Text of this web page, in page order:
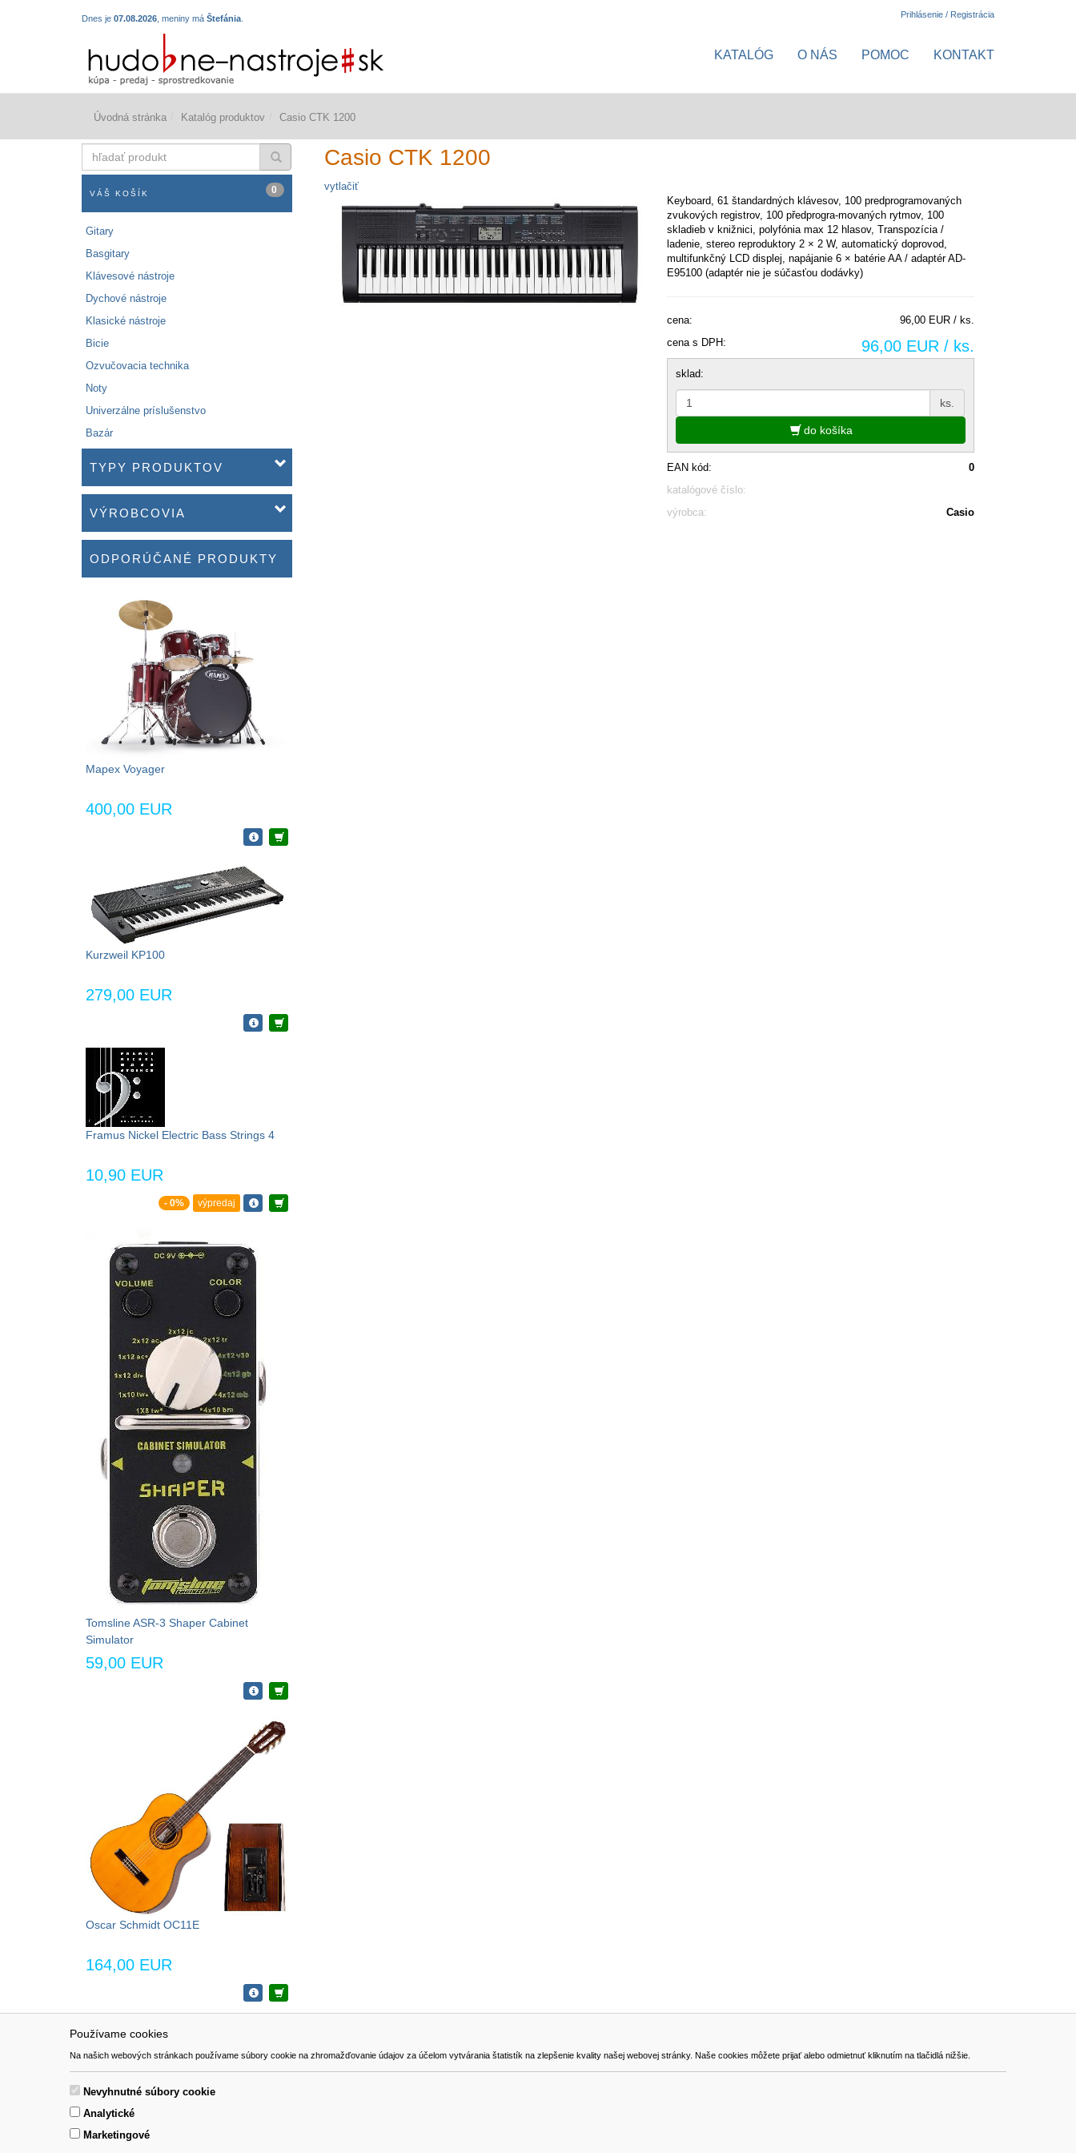
Používame cookies
Na našich webových stránkach používame súbory cookie na zhromažďovanie údajov za účelom vytvárania štatistík na zlepšenie kvality našej webovej stránky. Naše cookies môžete prijať alebo odmietnuť kliknutím na tlačidlá nižšie.
Nevyhnutné súbory cookie
Analytické
Marketingové
Dnes je 07.08.2026 , meniny má Štefánia Prihlásenie / Registrácia
KATALÓG O NÁS POMOC KONTAKT
Úvodná stránka Katalóg produktov Casio CTK 1200
produkt
VÁŠ KOŠÍK 0
Gitary
Basgitary
Klávesové nástroje
Dychové nástroje
Klasické nástroje
Bicie
Ozvučovacia technika
Noty
Univerzálne príslušenstvo
Bazár
TYPY PRODUKTOV
VÝROBCOVIA
ODPORÚČANÉ PRODUKTY
Mapex Voyager
400,00 EUR
Kurzweil KP100
279,00 EUR
Framus Nickel Electric Bass Strings 4
10,90 EUR
- 0% výpredaj
Tomsline ASR-3 Shaper Cabinet
Simulator
59,00 EUR
Oscar Schmidt OC11E
164,00 EUR
Casio CTK 1200
vytlačiť
Keyboard, 61 štandardných klávesov, 100 predprogramovaných
zvukových registrov, 100 předprogra-movaných rytmov, 100
skladieb v knižnici, polyfónia max 12 hlasov, Transpozícia /
ladenie, stereo reproduktory 2 × 2 W, automatický doprovod,
multifunkčný LCD displej, napájanie 6 × batérie AA / adaptér AD-
E95100 (adaptér nie je súčasťou dodávky)
cena:
96,00 EUR / ks.
cena s DPH:
96,00 EUR / ks.
sklad:
ks.
do košíka
EAN kód:
0
katalógové číslo:
výrobca:
Casio
Pomoc
Kontakt